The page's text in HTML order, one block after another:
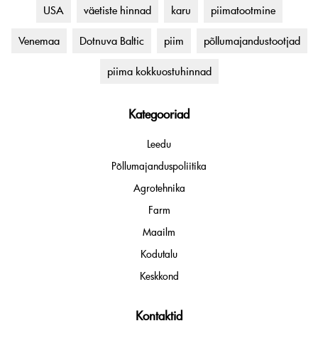
USA väetiste hinnad karu piimatootmine
Venemaa Dotnuva Baltic piim põllumajandustootjad
piima kokkuostuhinnad
Kategooriad
Leedu
Põllumajanduspoliitika
Agrotehnika
Farm
Maailm
Kodutalu
Keskkond
Kontaktid